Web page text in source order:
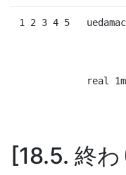
1 2 3 4 5
real
18.5. 終わ